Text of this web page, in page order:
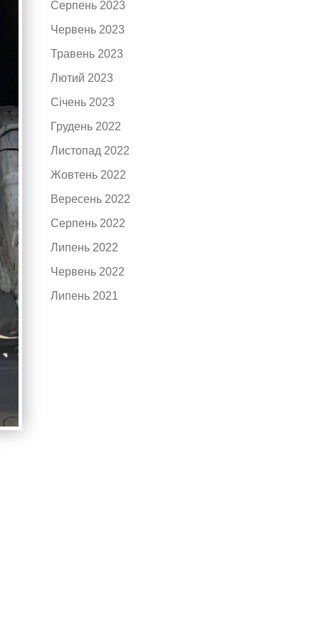
Серпень 2023
Червень 2023
Травень 2023
Лютий 2023
Січень 2023
Грудень 2022
Листопад 2022
Жовтень 2022
Вересень 2022
Серпень 2022
Липень 2022
Червень 2022
Липень 2021